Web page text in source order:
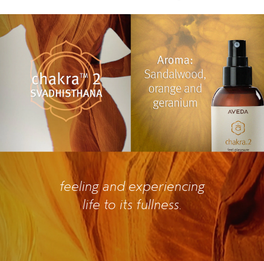
feeling and experiencing
life to its fullness.